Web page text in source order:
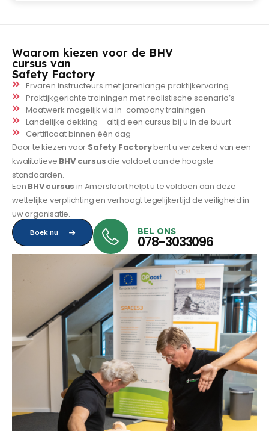
Waarom kiezen voor de BHV
cursus van
Safety Factory
Ervaren instructeurs met jarenlange praktijkervaring
Praktijkgerichte trainingen met realistische scenario’s
Maatwerk mogelijk via in-company trainingen
Landelijke dekking – altijd een cursus bij u in de buurt
Certificaat binnen één dag
Door te kiezen voor Safety Factorybent u verzekerd van een
kwalitatieve BHV cursus die voldoet aan de hoogste
standaarden.
Een BHV cursus in Amersfoort helpt u te voldoen aan deze
wettelijke verplichting en verhoogt tegelijkertijd de veiligheid in
uw organisatie.
Boek nu BEL ONS
078-3033096